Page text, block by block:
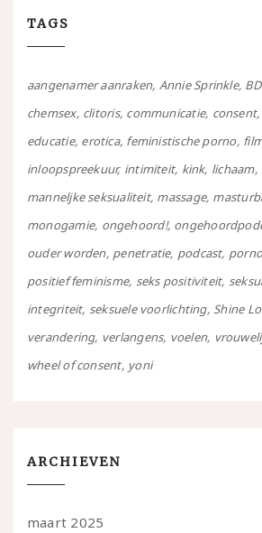
TAGS
aangenamer aanraken Annie Sprinkle
chemsex clitoris communicatie consent
educatie erotica feministische porno
inloopspreekuur intimiteit kink lichaam
manneljke seksualiteit massage
monogamie ongehoord!
ouder worden penetratie podcast
positief feminisme seks positiviteit
integriteit seksuele voorlichting Shine
verandering verlangens voelen
wheel of consent yoni
ARCHIEVEN
maart 2025